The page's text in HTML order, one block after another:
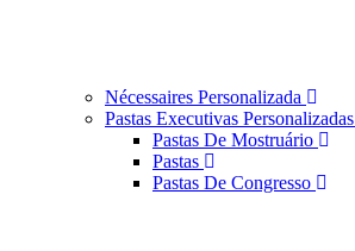
Nécessaires Personalizada
Pastas Executivas Personalizadas
Pastas De Mostruário
Pastas
Pastas De Congresso